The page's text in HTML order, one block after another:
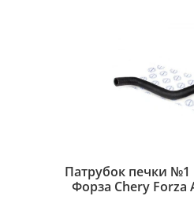
Патрубок печки №1